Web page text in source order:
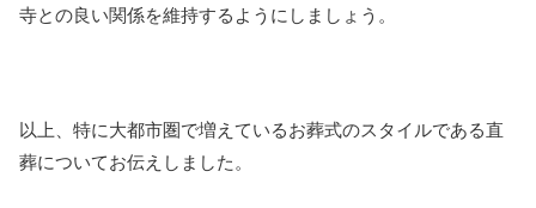
寺との良い関係を維持するようにしましょう。
以上、特に大都市圏で増えているお葬式のスタイルである直
葬についてお伝えしました。